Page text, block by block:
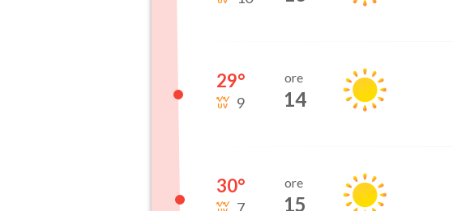
29°
9
ore
14
30° ore
15